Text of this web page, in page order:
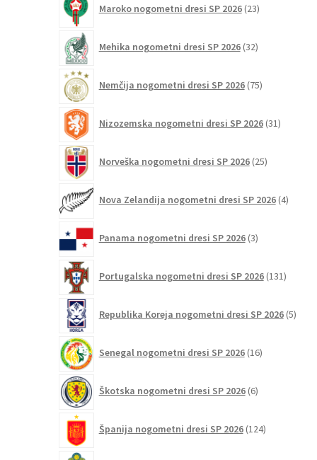
Maroko nogometni dresi SP 2026 23izdelkov
Mehika nogometni dresi SP 2026 32izdelkov
Nemčija nogometni dresi SP 2026 75izdelkov
Nizozemska nogometni dresi SP 2026 31izdelkov
Norveška nogometni dresi SP 2026 25izdelkov
Nova Zelandija nogometni dresi SP 2026 4izdelki
Panama nogometni dresi SP 2026 3izdelki
Portugalska nogometni dresi SP 2026 131
Republika Koreja nogometni dresi SP 2026 5
Senegal nogometni dresi SP 2026 16izdelkov
Škotska nogometni dresi SP 2026 6izdelkov
Španija nogometni dresi SP 2026 124izdelkov